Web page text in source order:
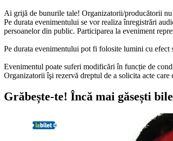
Ai grijă de bunurile tale! Organizatorii/producătorii
Pe durata evenimentului se vor realiza înregistrări
persoanelor din public. Participarea la eveniment
Pe durata evenimentului pot fi folosite lumini cu efect
Evenimentul poate suferi modificări în funcție de
Organizatorii îşi rezervă dreptul de a solicita acte
Grăbește-te! Încă mai găsești